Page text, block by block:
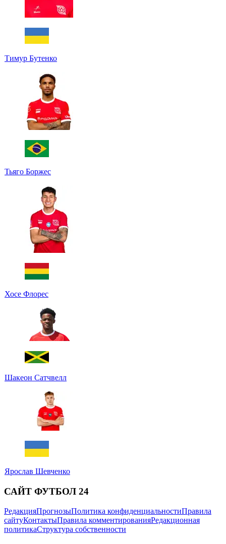
Тимур Бутенко
Тьяго Боржес
Хосе Флорес
Шакеон Сатчвелл
Ярослав Шевченко
САЙТ ФУТБОЛ 24
РедакцияПрогнозыПолитика конфиденциальностиПравила
сайтуКонтактыПравила комментированияРедакционная
политикаСтруктура собственности